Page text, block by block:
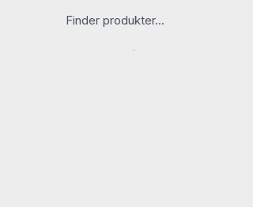
Valutaomregning
Finder produkter...